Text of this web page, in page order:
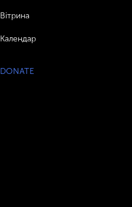
Вітрина
Календар
DONATE